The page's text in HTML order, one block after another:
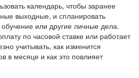
календарь, чтобы заранее
выходные, и спланировать
обучение или другие личные дела.
по часовой ставке или работает
учитывать, как изменится
в месяце и как это повлияет